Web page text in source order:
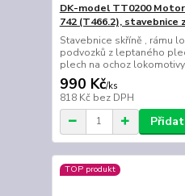
DK-model TT0200
742 (T466.2),
Stavebnice skříně , rámu
podvozků z leptaného
plech na ochoz
990 Kč/ks
818 Kč bez DPH
TOP produkt